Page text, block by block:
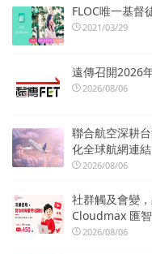
FLOC唯一基督
2021/03/29
遠傳召開2026
2026/08/06
聯合航空深耕
化全球航網連結
2026/08/06
社群觸及會變
Cloudmax 匯
2026/08/06